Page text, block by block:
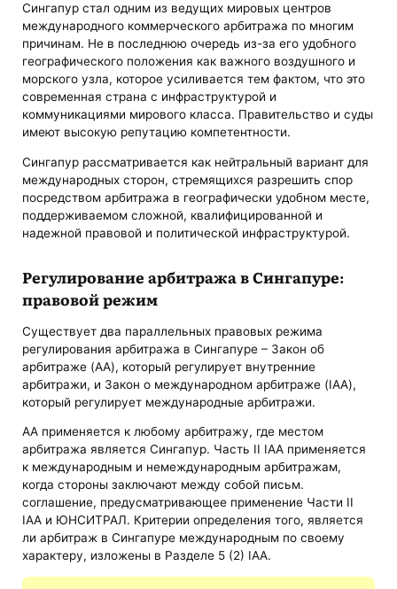
Сингапур стал одним из ведущих мировых центров
международного коммерческого арбитража по многим
причинам. Не в последнюю очередь из-за его удобного
географического положения как важного воздушного и
морского узла, которое усиливается тем фактом, что это
современная страна с инфраструктурой и
коммуникациями мирового класса. Правительство и суды
имеют высокую репутацию компетентности.
Сингапур рассматривается как нейтральный вариант для
международных сторон, стремящихся разрешить спор
посредством арбитража в географически удобном месте,
поддерживаемом сложной, квалифицированной и
надежной правовой и политической инфраструктурой.
Регулирование арбитража в Сингапуре:
правовой режим
Существует два параллельных правовых режима
регулирования арбитража в Сингапуре – Закон об
арбитраже (AA), который регулирует внутренние
арбитражи, и Закон о международном арбитраже (IAA),
который регулирует международные арбитражи.
AA применяется к любому арбитражу, где местом
арбитража является Сингапур. Часть II IAA применяется
к международным и немеждународным арбитражам,
когда стороны заключают между собой письм.
соглашение, предусматривающее применение Части II
IAA и ЮНСИТРАЛ. Критерии определения того, является
ли арбитраж в Сингапуре международным по своему
характеру, изложены в Разделе 5 (2) IAA.